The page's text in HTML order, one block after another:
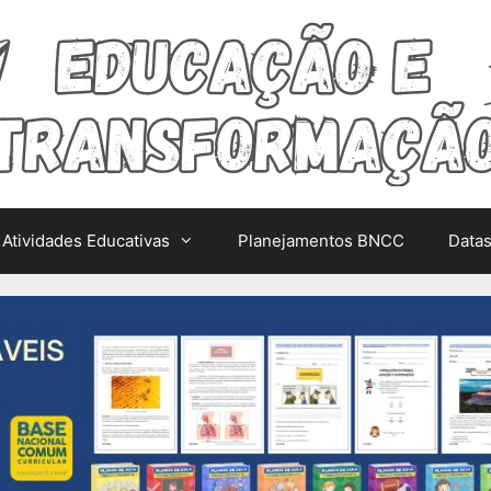
Atividades Educativas Planejamentos BNCC